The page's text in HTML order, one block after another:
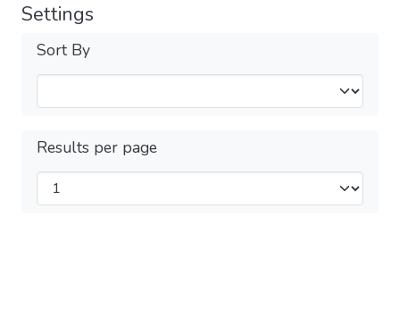
Settings
Sort By
Results per page